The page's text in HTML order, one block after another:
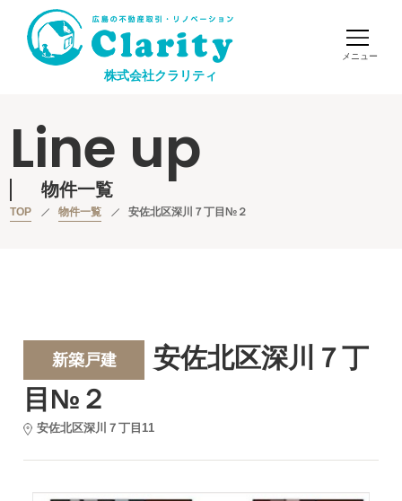
株式会社クラリティ
Line up
物件一覧
TOP 物件一覧 安佐北区深川７丁目№２
新築戸建
安佐北区深川７丁
目№２
安佐北区深川７丁目11